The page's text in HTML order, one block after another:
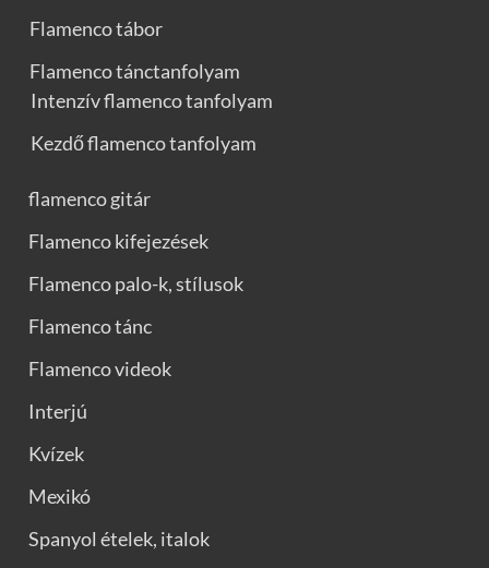
Flamenco tábor
Flamenco tánctanfolyam
Intenzív flamenco tanfolyam
Kezdő flamenco tanfolyam
flamenco gitár
Flamenco kifejezések
Flamenco palo-k, stílusok
Flamenco tánc
Flamenco videok
Interjú
Kvízek
Mexikó
Spanyol ételek, italok